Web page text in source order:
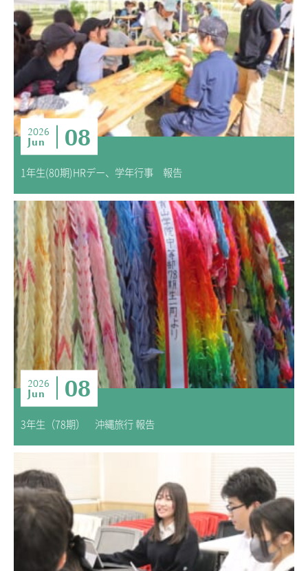
2026
Jun 08
1年生(80期)HRデー、学年行事 報告
2026
Jun 08
3年生（78期） 沖縄旅行 報告